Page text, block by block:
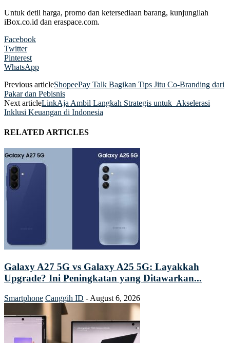
Untuk detil harga, promo dan ketersediaan barang, kunjungilah
iBox.co.id dan eraspace.com.
Facebook
Twitter
Pinterest
WhatsApp
Previous articleShopeePay Talk Bagikan Tips Jitu Co-Branding dari
Pakar dan Pebisnis
Next articleLinkAja Ambil Langkah Strategis untuk Akselerasi
Inklusi Keuangan di Indonesia
RELATED ARTICLES
Galaxy A27 5G vs Galaxy A25 5G: Layakkah
Upgrade? Ini Peningkatan yang Ditawarkan...
Smartphone Canggih ID - August 6, 2026